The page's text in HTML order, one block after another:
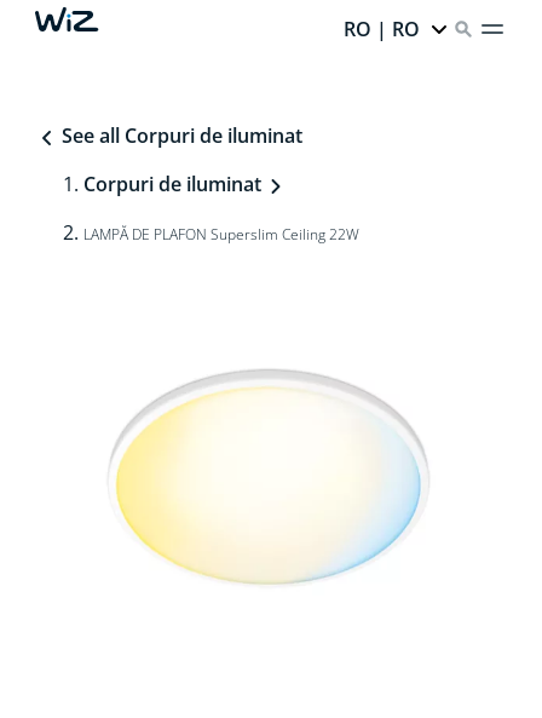
RO | RO
See all Corpuri de iluminat
Corpuri de iluminat
LAMPĂ DE PLAFON Superslim Ceiling 22W